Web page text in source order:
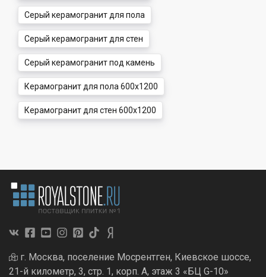
Серый керамогранит для пола
Серый керамогранит для стен
Серый керамогранит под камень
Керамогранит для пола 600x1200
Керамогранит для стен 600x1200
г. Москва, поселение Мосрентген, Киевское шоссе,
21-й километр, 3, стр. 1, корп. А, этаж 3 «БЦ G-10»